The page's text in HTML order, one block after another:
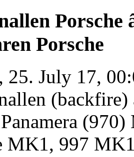
Porsche
Porsche
25. July 17,
Panamera
MK1, 997